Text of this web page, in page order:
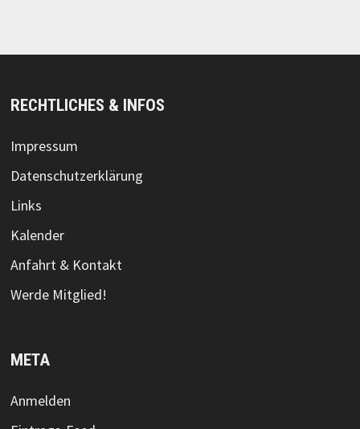
RECHTLICHES & INFOS
Impressum
Datenschutzerklärung
Links
Kalender
Anfahrt & Kontakt
Werde Mitglied!
META
Anmelden